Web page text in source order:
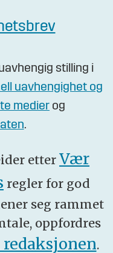
stilling i
uavhengighet og
medier og
.
etter Vær
regler for god
seg rammet
oppfordres
.